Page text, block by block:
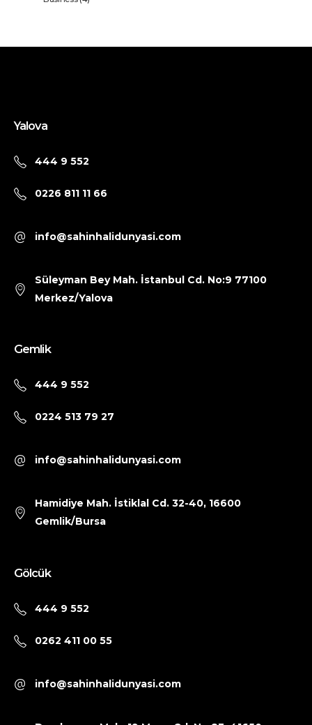
Yalova
444 9 552
0226 811 11 66
info@sahinhalidunyasi.com
Süleyman Bey Mah. İstanbul Cd. No:9 77100
Merkez/Yalova
Gemlik
444 9 552
0224 513 79 27
info@sahinhalidunyasi.com
Hamidiye Mah. İstiklal Cd. 32-40, 16600
Gemlik/Bursa
Gölcük
444 9 552
0262 411 00 55
info@sahinhalidunyasi.com